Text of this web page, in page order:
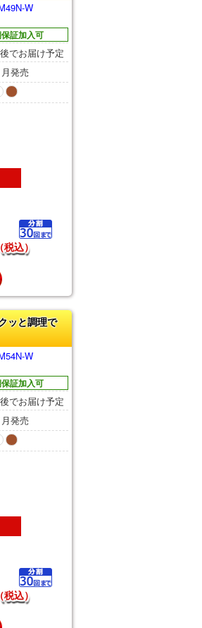
W
証加入可
でお届け予定
発売
税込）
ッと調理で
W
証加入可
でお届け予定
発売
税込）